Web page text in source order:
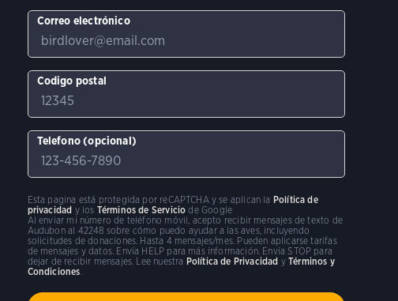
Correo electrónico
Codigo postal
Telefono (opcional)
Al enviar mi número de teléfono móvil, acepto recibir mensajes de texto de
Audubon al 42248 sobre cómo puedo ayudar a las aves, incluyendo
solicitudes de donaciones. Hasta 4 mensajes/mes. Pueden aplicarse tarifas
de mensajes y datos. Envía HELP para más información. Envía STOP para
dejar de recibir mensajes. Lee nuestra Política de Privacidad yTérminos y
Condiciones
Esta pagina está protegida por reCAPTCHA y se aplican la Política de
privacidad y los Términos de Servicio de Google